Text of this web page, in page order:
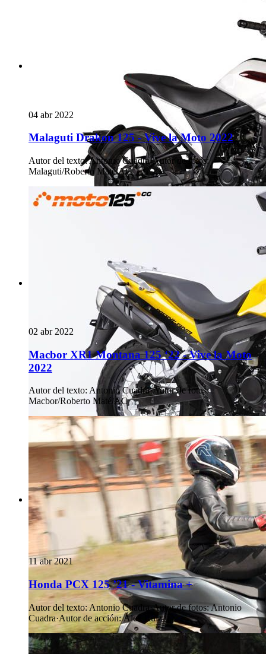
04 abr 2022
Malaguti Drakon 125 - Vive la Moto 2022
Autor del texto:Antonio Cuadra·Autor de fotos:
Malaguti/Roberto Maté/AC
02 abr 2022
Macbor XR1 Montana 125 ‘22 - Vive la Moto
2022
Autor del texto: Antonio Cuadra·Autor de fotos:
Macbor/Roberto Maté/AC
11 abr 2021
Honda PCX 125 ’21 - Vitamina +
Autor del texto: Antonio Cuadra ·Autor de fotos:Antonio
Cuadra·Autor de acción: Álex Ruiz